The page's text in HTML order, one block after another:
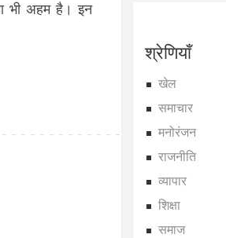
भी अहम है। इन
श्रेणियाँ
खेल
समाचार
मनोरंजन
राजनीति
व्यापार
शिक्षा
समाज